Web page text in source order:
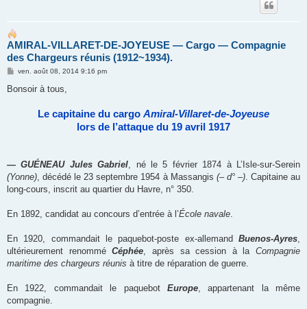
AMIRAL-VILLARET-DE-JOYEUSE ― Cargo ― Compagnie
des Chargeurs réunis (1912~1934).
M
s
ven. août 08, 2014 9:16 pm
Bonsoir à tous,
Le capitaine du cargo Amiral-Villaret-de-Joyeuse
lors de l’attaque du 19 avril 1917
— GUÉNEAU Jules Gabriel , né le 5 février 1874 à L’Isle-sur-Serein
(Yonne) , décédé le 23 septembre 1954 à Massangis (– d° –). Capitaine au
long-cours, inscrit au quartier du Havre, n° 350.
En 1892, candidat au concours d’entrée à l’École navale
En 1920, commandait le paquebot-poste ex-allemand Buenos-Ayres
ultérieurement renomméCéphée , après sa cession à la Compagnie
maritime des chargeurs réunis à titre de réparation de guerre.
En 1922, commandait le paquebot Europe, appartenant la même
compagnie.